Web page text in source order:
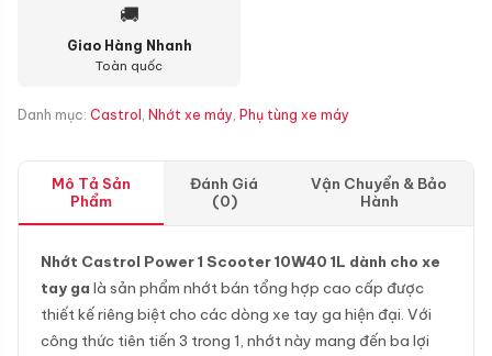
🚚
Giao Hàng Nhanh
Toàn quốc
Danh mục: Castrol , Nhớt xe máy, Phụ tùng xe máy
Mô Tả Sản
Phẩm
Đánh Giá
(0)
Vận Chuyển & Bảo
Hành
Nhớt Castrol Power 1 Scooter 10W40 1L dành cho xe
tay ga là sản phẩm nhớt bán tổng hợp cao cấp được
thiết kế riêng biệt cho các dòng xe tay ga hiện đại. Với
công thức tiên tiến 3 trong 1, nhớt này mang đến ba lợi